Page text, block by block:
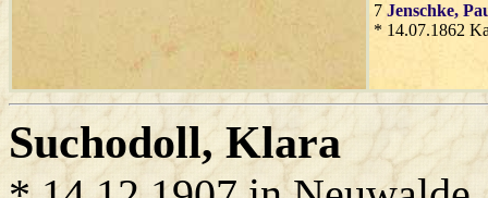
7 Jenschke,
* 14.07.1862
Suchodoll, Klara